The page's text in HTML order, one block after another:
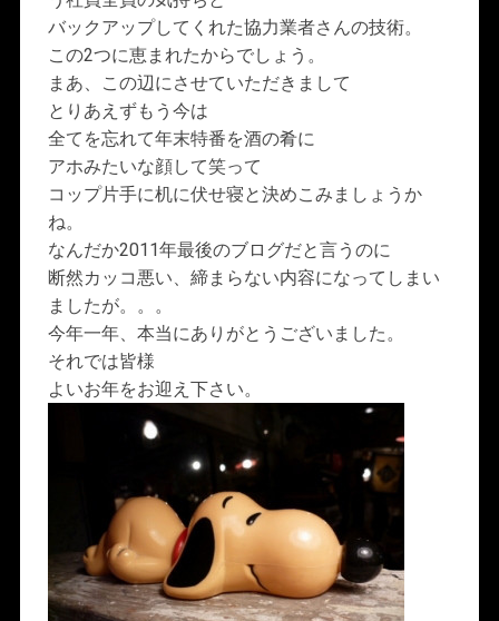
バックアップしてくれた協力業者さんの技術。
この2つに恵まれたからでしょう。
まあ、この辺にさせていただきまして
とりあえずもう今は
全てを忘れて年末特番を酒の肴に
アホみたいな顔して笑って
コップ片手に机に伏せ寝と決めこみましょうか
ね。
なんだか2011年最後のブログだと言うのに
断然カッコ悪い、締まらない内容になってしまい
ましたが。。。
今年一年、本当にありがとうございました。
それでは皆様
よいお年をお迎え下さい。